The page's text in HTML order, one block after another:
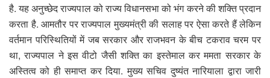
है. यह अनुच्छेद राज्यपाल को राज्य विधानसभा को भंग करने की शक्ति प्रदान
करता है. आमतौर पर राज्यपाल मुख्यमंत्री की सलाह पर ऐसा करते हैं लेकिन
वर्तमान परिस्थितियों में जब सरकार और राजभवन के बीच टकराव चरम पर
था, राज्यपाल ने इस वीटो जैसी शक्ति का इस्तेमाल कर ममता सरकार के
अस्तित्व को ही समाप्त कर दिया. मुख्य सचिव दुष्यंत नारियाला द्वारा जारी